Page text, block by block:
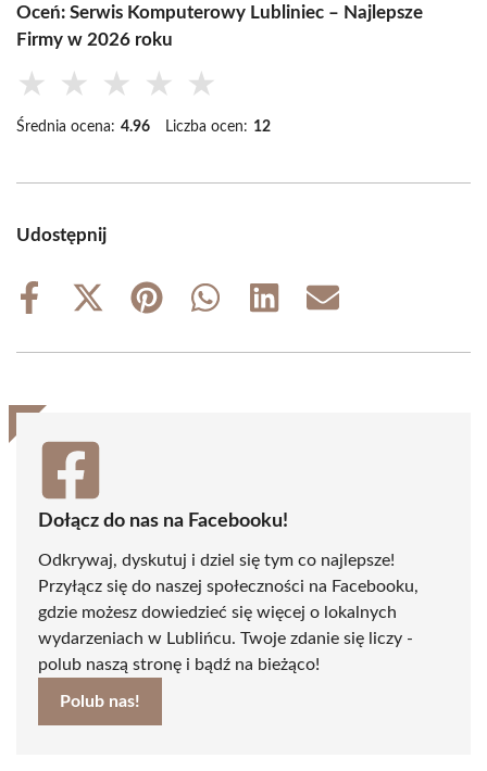
Oceń: Serwis Komputerowy Lubliniec – Najlepsze
Firmy w 2026 roku
★ ★ ★ ★ ★
Średnia ocena: 4.96 Liczba ocen: 12
Udostępnij
Share
Share
(Twitter)
Share
Share
Share
Share
Dołącz do nas na Facebooku!
Odkrywaj, dyskutuj i dziel się tym co najlepsze!
Przyłącz się do naszej społeczności na Facebooku,
gdzie możesz dowiedzieć się więcej o lokalnych
wydarzeniach w Lublińcu. Twoje zdanie się liczy -
polub naszą stronę i bądź na bieżąco!
Polub nas!